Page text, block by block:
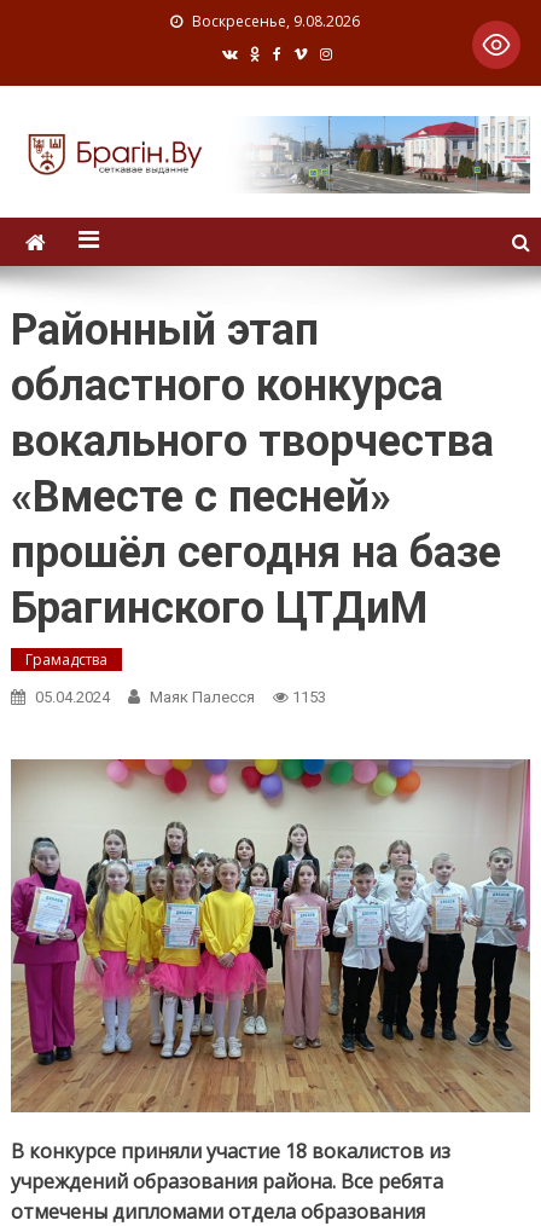
Воскресенье, 9.08.2026
Районный этап
областного конкурса
вокального творчества
«Вместе с песней»
прошёл сегодня на базе
Брагинского ЦТДиМ
Грамадства
05.04.2024 Маяк Палесся 1153
В конкурсе приняли участие 18 вокалистов из
учреждений образования района. Все ребята
отмечены дипломами отдела образования